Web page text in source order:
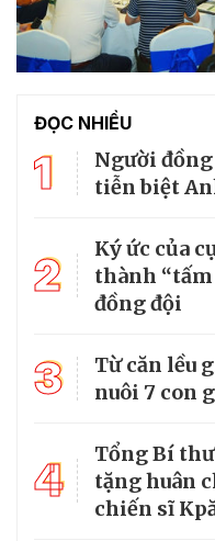
ĐỌC NHIỀU
1
Người
tiễn biệt
2
Ký ức của
thành
đồng đội
3
Từ căn lều
nuôi 7 con
4
Tổng Bí
tặng huân
chiến sĩ